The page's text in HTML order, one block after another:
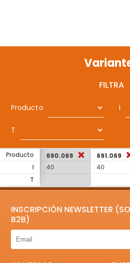
FILTRA
Producto I
T
Producto
I
T
690.069
40
691.069
40
INSCRIPCIÓN NEWSLETTER
B2B)